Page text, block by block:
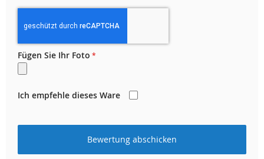
Fügen Sie Ihr Foto
Ich empfehle dieses Ware
Bewertung abschicken